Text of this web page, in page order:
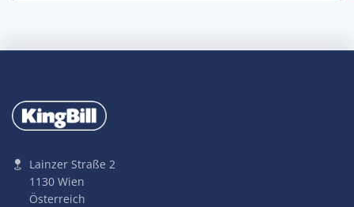
Lainzer Straße 2
1130 Wien
Österreich